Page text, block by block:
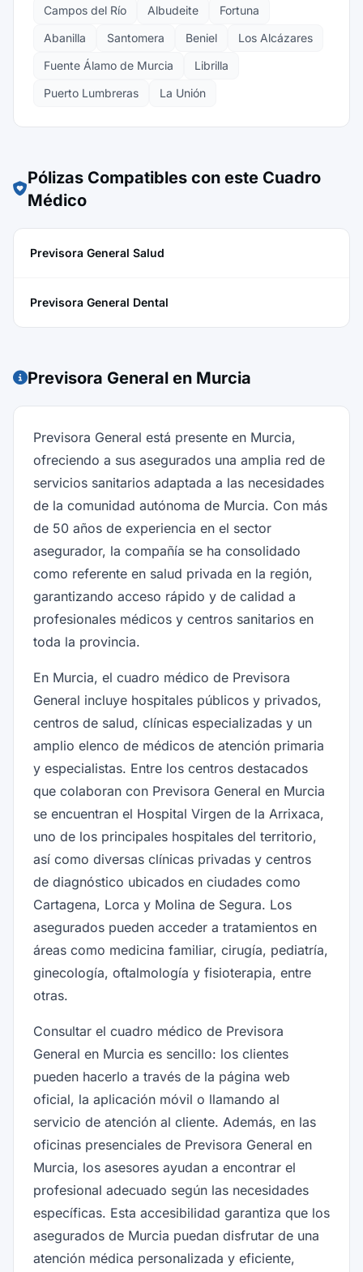
Campos del Río
Albudeite
Fortuna
Abanilla
Santomera Beniel
Los Alcázares
Fuente Álamo de Murcia
Librilla
Puerto Lumbreras
La Unión
Pólizas Compatibles con este Cuadro
Médico
Previsora General Salud
Previsora General Dental
Previsora General en Murcia
Previsora General está presente en Murcia,
ofreciendo a sus asegurados una amplia red de
servicios sanitarios adaptada a las necesidades
de la comunidad autónoma de Murcia. Con más
de 50 años de experiencia en el sector
asegurador, la compañía se ha consolidado
como referente en salud privada en la región,
garantizando acceso rápido y de calidad a
profesionales médicos y centros sanitarios en
toda la provincia.
En Murcia, el cuadro médico de Previsora
General incluye hospitales públicos y privados,
centros de salud, clínicas especializadas y un
amplio elenco de médicos de atención primaria
y especialistas. Entre los centros destacados
que colaboran con Previsora General en Murcia
se encuentran el Hospital Virgen de la Arrixaca,
uno de los principales hospitales del territorio,
así como diversas clínicas privadas y centros
de diagnóstico ubicados en ciudades como
Cartagena, Lorca y Molina de Segura. Los
asegurados pueden acceder a tratamientos en
áreas como medicina familiar, cirugía, pediatría,
ginecología, oftalmología y fisioterapia, entre
otras.
Consultar el cuadro médico de Previsora
General en Murcia es sencillo: los clientes
pueden hacerlo a través de la página web
oficial, la aplicación móvil o llamando al
servicio de atención al cliente. Además, en las
oficinas presenciales de Previsora General en
Murcia, los asesores ayudan a encontrar el
profesional adecuado según las necesidades
específicas. Esta accesibilidad garantiza que los
asegurados de Murcia puedan disfrutar de una
atención médica personalizada y eficiente,